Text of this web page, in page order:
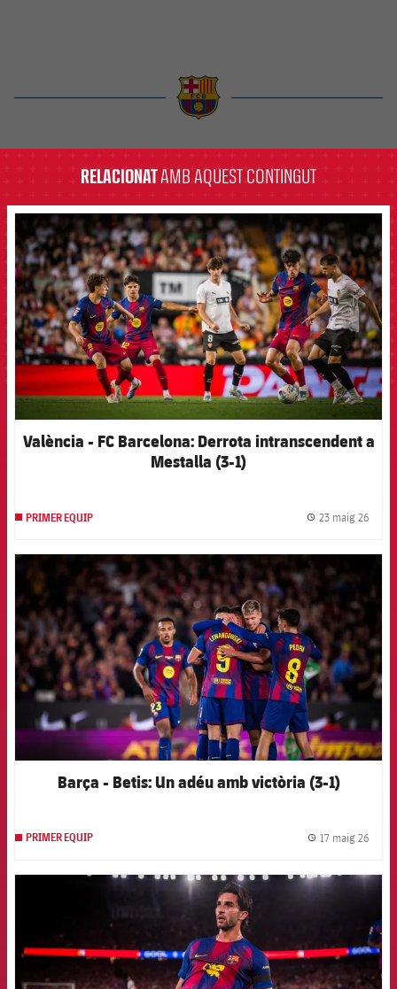
RELACIONATAMB AQUEST CONTINGUT
FCB Barcelona badge
València - FC Barcelona: Derrota intranscendent a
Mestalla (3-1)
PRIMER EQUIP 23 maig 26
FCB Barcelona badge
Barça - Betis: Un adéu amb victòria (3-1)
PRIMER EQUIP 17 maig 26
FCB Barcelona badge